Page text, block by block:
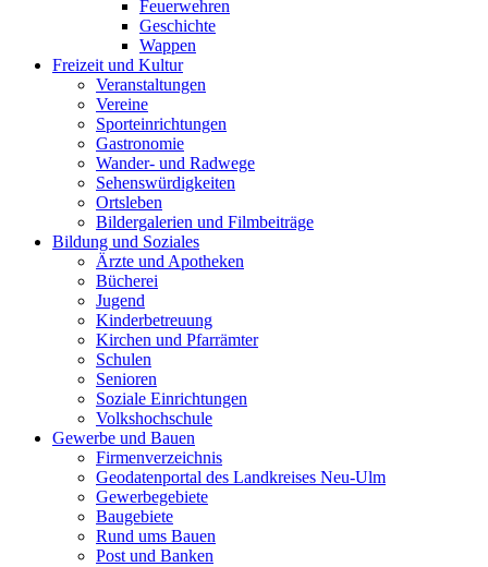
Feuerwehren
Geschichte
Wappen
Freizeit und Kultur
Veranstaltungen
Vereine
Sporteinrichtungen
Gastronomie
Wander- und Radwege
Sehenswürdigkeiten
Ortsleben
Bildergalerien und Filmbeiträge
Bildung und Soziales
Ärzte und Apotheken
Bücherei
Jugend
Kinderbetreuung
Kirchen und Pfarrämter
Schulen
Senioren
Soziale Einrichtungen
Volkshochschule
Gewerbe und Bauen
Firmenverzeichnis
Geodatenportal des Landkreises Neu-Ulm
Gewerbegebiete
Baugebiete
Rund ums Bauen
Post und Banken